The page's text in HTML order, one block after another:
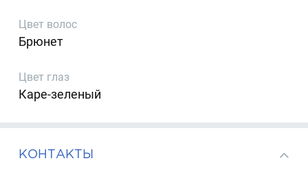
Цвет волос
Брюнет
Цвет глаз
Каре-зеленый
КОНТАКТЫ